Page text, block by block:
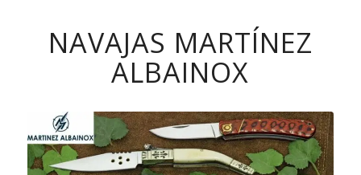
NAVAJAS MARTÍNEZ
ALBAINOX